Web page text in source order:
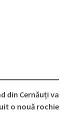
din Cernăuți va
o nouă rochie